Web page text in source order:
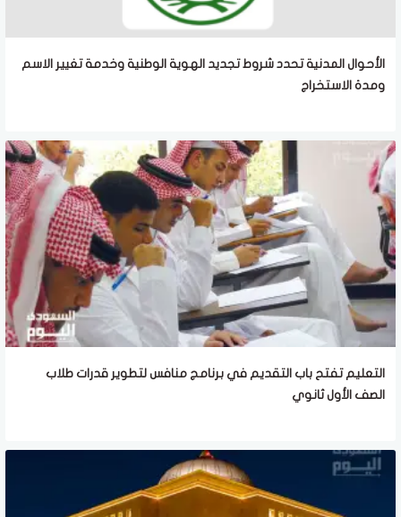
الأحوال المدنية تحدد شروط تجديد الهوية الوطنية وخدمة تغيير الاسم
ومدة الاستخراج
التعليم تفتح باب التقديم في برنامج منافس لتطوير قدرات طلاب
الصف الأول ثانوي